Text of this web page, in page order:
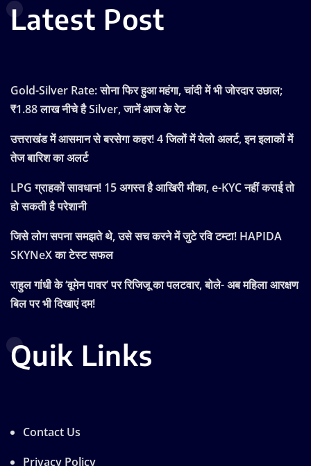
Latest Post
Gold-Silver Rate: सोना फिर हुआ महंगा, चांदी में भी जोरदार उछाल;
₹1.88 लाख नीचे है Silver, जानें आज के रेट
उत्तराखंड में आसमान से बरसेगा कहर! 4 जिलों में येलो अलर्ट, इन इलाकों में
तेज बारिश का अलर्ट
LPG ग्राहकों सावधान! 15 अगस्त है आखिरी मौका, e-KYC नहीं कराई तो
हो सकती है परेशानी
जिसे लोग सपना समझते थे, उसे सच करने में जुटे रवि टम्टा! HAPIDA
SKYNeX का टेस्ट सफल
राहुल गांधी के ‘वूमेन पावर’ पर रिजिजू का पलटवार, बोले- अब महिला आरक्षण
बिल पर भी दिखाएं दम!
Quik Links
Contact Us
Privacy Policy